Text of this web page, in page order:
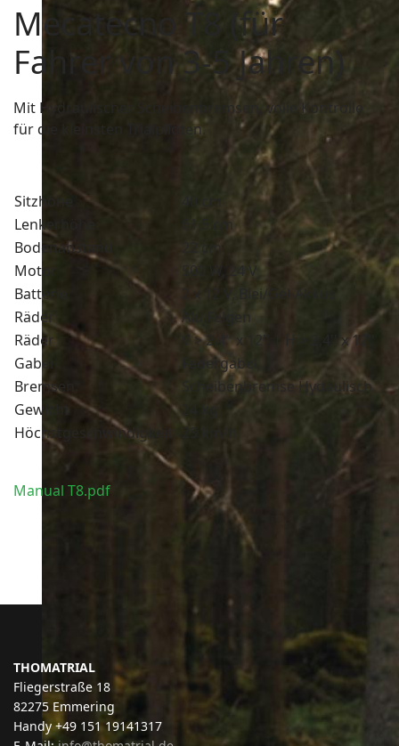
Mecatecno T8 (für
Fahrer von 3-5 Jahren)
Mit Hydraulischer Scheibenbremsen, volle Kontrolle
für die kleinsten Trialpiloten.
Sitzhöhe
Lenkerhöhe
61,5 cm
Bodenabstand
Motor
500 W, 24 V
Batterie
2 x 12 V, Blei/Gel-Akkus
Räder
Alu Felgen
Räder
V > 2,4'' x 12'' | H > 2,4'' x 12''
Gabel
Federgabel
Bremsen
Scheibenbremse Hydaulisch
Gewicht
Höchstgeschwindigkeit
23 km/h
Manual T8.pdf
THOMATRIAL
Fliegerstraße 18
82275 Emmering
Handy +49 151 19141317